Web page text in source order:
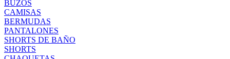
BUZOS
CAMISAS
BERMUDAS
PANTALONES
SHORTS DE BAÑO
SHORTS